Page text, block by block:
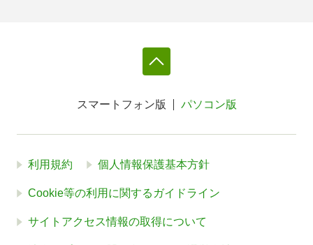
スマートフォン版 パソコン版
利用規約 個人情報保護基本方針
Cookie等の利用に関するガイドライン
サイトアクセス情報の取得について